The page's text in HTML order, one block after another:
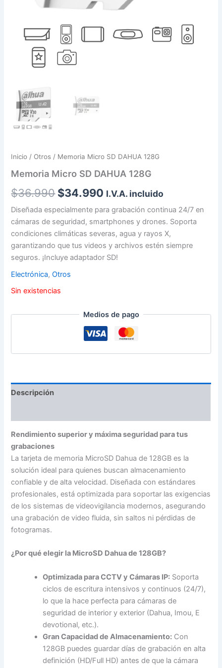
Inicio / Otros / Memoria Micro SD DAHUA 128G
Memoria Micro SD DAHUA 128G
$36.990 $34.990 I.V.A. incluido
Diseñada especialmente para grabación continua 24/7 en
cámaras de seguridad, smartphones y drones. Soporta
condiciones climáticas severas, agua y rayos X,
garantizando que tus videos y archivos estén siempre
seguros. ¡Incluye adaptador SD!
Electrónica,Otros
Sin existencias
Medios de pago
Descripción
Rendimiento superior y máxima seguridad para tus
grabaciones
La tarjeta de memoria MicroSD Dahua de 128GB es la
solución ideal para quienes buscan almacenamiento
confiable y de alta velocidad. Diseñada con estándares
profesionales, está optimizada para soportar las exigencias
de los sistemas de videovigilancia modernos, asegurando
una grabación de video fluida, sin saltos ni pérdidas de
fotogramas.
¿Por qué elegir la MicroSD Dahua de 128GB?
Optimizada para CCTV y Cámaras IP: Soporta
ciclos de escritura intensivos y continuos (24/7),
lo que la hace perfecta para cámaras de
seguridad de interior y exterior (Dahua, Imou, E
devotional, etc.).
Gran Capacidad de Almacenamiento: Con
128GB puedes guardar días de grabación en alta
definición (HD/Full HD) antes de que la cámara